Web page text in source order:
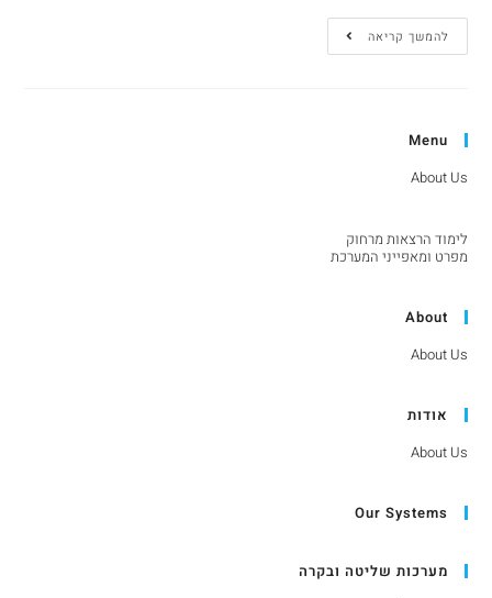
להמשך קריאה
Menu
About Us
לימוד הרצאות מרחוק
מפרט ומאפייני המערכת
About
About Us
אודות
About Us
Our Systems
מערכות שליטה ובקרה